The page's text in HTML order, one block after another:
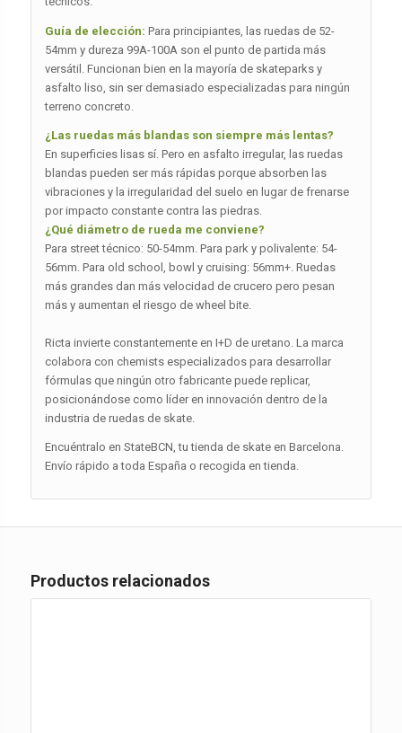
Guía de elección: Para principiantes, las ruedas de 52-
54mm y dureza 99A-100A son el punto de partida más
versátil. Funcionan bien en la mayoría de skateparks y
asfalto liso, sin ser demasiado especializadas para ningún
terreno concreto.
¿Las ruedas más blandas son siempre más lentas?
En superficies lisas sí. Pero en asfalto irregular, las ruedas
blandas pueden ser más rápidas porque absorben las
vibraciones y la irregularidad del suelo en lugar de frenarse
por impacto constante contra las piedras.
¿Qué diámetro de rueda me conviene?
Para street técnico: 50-54mm. Para park y polivalente: 54-
56mm. Para old school, bowl y cruising: 56mm+. Ruedas
más grandes dan más velocidad de crucero pero pesan
más y aumentan el riesgo de wheel bite.
Ricta invierte constantemente en I+D de uretano. La marca
colabora con chemists especializados para desarrollar
fórmulas que ningún otro fabricante puede replicar,
posicionándose como líder en innovación dentro de la
industria de ruedas de skate.
Encuéntralo en StateBCN, tu tienda de skate en Barcelona.
Envío rápido a toda España o recogida en tienda.
Productos relacionados